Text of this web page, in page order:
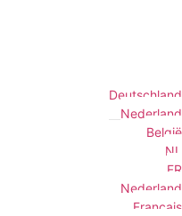
Deutschland
Nederland
België
NL
FR
Nederland
Français